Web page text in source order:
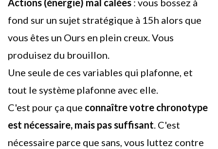
Actions (énergie) mal calées : vous bossez à
fond sur un sujet stratégique à 15h alors que
vous êtes un Ours en plein creux. Vous
produisez du brouillon.
Une seule de ces variables qui plafonne, et
tout le système plafonne avec elle.
C'est pour ça que connaître votre chronotype
est nécessaire, mais pas suffisant. C'est
nécessaire parce que sans, vous luttez contre